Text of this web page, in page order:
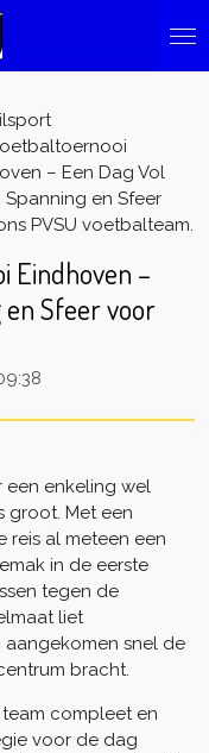
– Een Dag Vol
Spanning en Sfeer
PVSU voetbalteam.
Eindhoven –
en Sfeer voor
een enkeling wel
groot. Met een
reis al meteen een
in de eerste
tegen de
liet
snel de
bracht.
compleet en
voor de dag